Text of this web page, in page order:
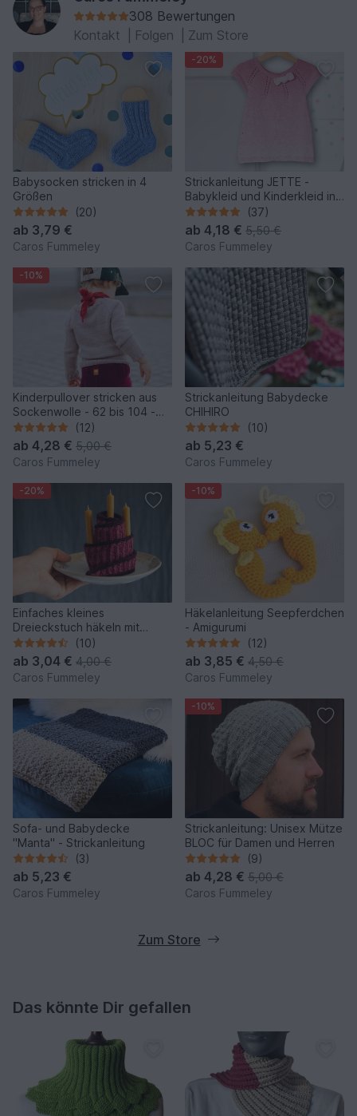
308 Bewertungen
Kontakt
Folgen Zum Store
Babysocken stricken in 4
Größen
(20)
ab 3,79 €
Caros Fummeley
-20%
Strickanleitung JETTE -
Babykleid und Kinderkleid in
6 Größen
(37)
ab 4,18 € 5,50 €
Caros Fummeley
-10%
Kinderpullover stricken aus
Sockenwolle - 62 bis 104 -
SCHLINGEL
(12)
ab 4,28 € 5,00 €
Caros Fummeley
Strickanleitung Babydecke
CHIHIRO
(10)
ab 5,23 €
Caros Fummeley
-20%
Einfaches kleines
Dreieckstuch häkeln mit
Kordelrand - COPYCAT
SCARF
(10)
ab 3,04 € 4,00 €
Caros Fummeley
-10%
Häkelanleitung Seepferdchen
- Amigurumi
(12)
ab 3,85 € 4,50 €
Caros Fummeley
Sofa- und Babydecke
"Manta" - Strickanleitung
(3)
ab 5,23 €
Caros Fummeley
-10%
Strickanleitung: Unisex Mütze
BLOC für Damen und Herren
(9)
ab 4,28 € 5,00 €
Caros Fummeley
Zum Store
Das könnte Dir gefallen